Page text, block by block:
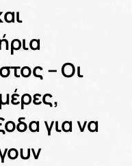
– Οι
για να